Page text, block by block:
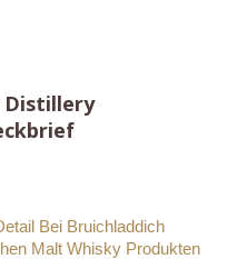
Distillery
Bei Bruichladdich
Malt Whisky Produkten